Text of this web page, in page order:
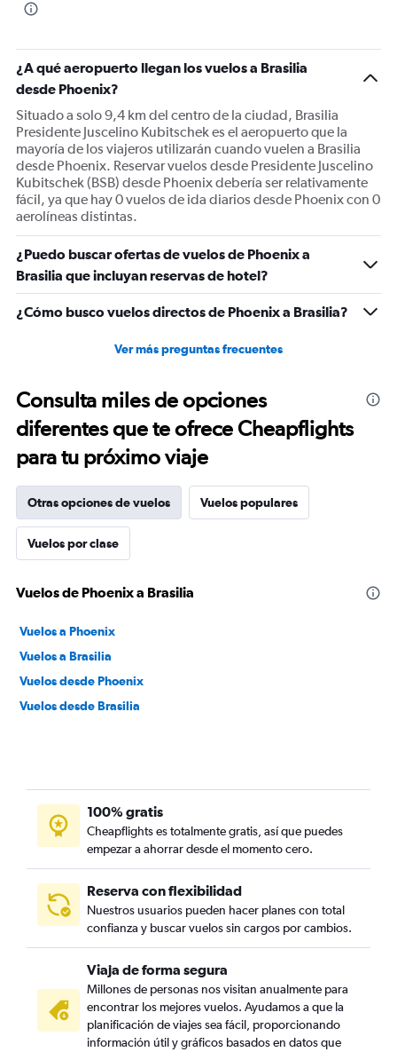
¿A qué aeropuerto llegan los vuelos a Brasilia
desde Phoenix?
Situado a solo 9,4 km del centro de la ciudad, Brasilia
Presidente Juscelino Kubitschek es el aeropuerto que la
mayoría de los viajeros utilizarán cuando vuelen a Brasilia
desde Phoenix. Reservar vuelos desde Presidente Juscelino
Kubitschek (BSB) desde Phoenix debería ser relativamente
fácil, ya que hay 0 vuelos de ida diarios desde Phoenix con 0
aerolíneas distintas.
¿Puedo buscar ofertas de vuelos de Phoenix a
Brasilia que incluyan reservas de hotel?
¿Cómo busco vuelos directos de Phoenix a Brasilia?
Ver más preguntas frecuentes
Consulta miles de opciones
diferentes que te ofrece Cheapflights
para tu próximo viaje
Otras opciones de vuelos Vuelos populares
Vuelos por clase
Vuelos de Phoenix a Brasilia
Vuelos a Phoenix
Vuelos a Brasilia
Vuelos desde Phoenix
Vuelos desde Brasilia
100% gratis
Cheapflights es totalmente gratis, así que puedes
empezar a ahorrar desde el momento cero.
Reserva con flexibilidad
Nuestros usuarios pueden hacer planes con total
confianza y buscar vuelos sin cargos por cambios.
Viaja de forma segura
Millones de personas nos visitan anualmente para
encontrar los mejores vuelos. Ayudamos a que la
planificación de viajes sea fácil, proporcionando
información útil y gráficos basados en datos que